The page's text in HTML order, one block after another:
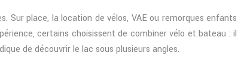
place, la location de vélos, VAE ou remorques enfants
certains choisissent de combiner vélo et bateau : il
de découvrir le lac sous plusieurs angles.